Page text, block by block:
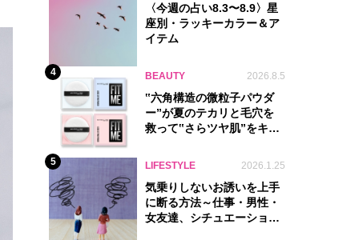
〈今週の占い8.3〜8.9〉星
座別・ラッキーカラー＆ア
イテム
4 BEAUTY 2026.8.5
‟六角構造の微粒子パウダ
ー”が夏のテカリと毛穴を
救って‟さらツヤ肌”をキー
5 LIFESTYLE 2026.1.25
気乗りしないお誘いを上手
に断る方法～仕事・男性・
女友達、シチュエーション